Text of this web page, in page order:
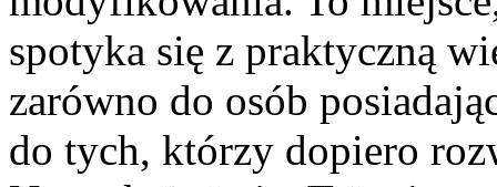
spotyka się z praktyczną
zarówno do osób
do tych, którzy dopiero